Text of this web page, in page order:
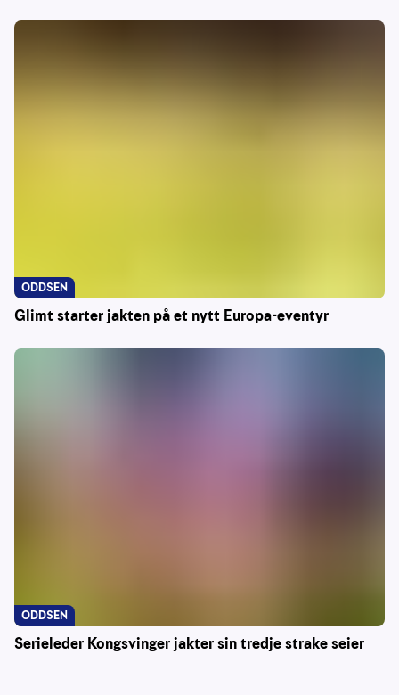
Glimt starter jakten på et nytt Europa-eventyr
ODDSEN
Serieleder Kongsvinger jakter sin tredje strake seier
ODDSEN